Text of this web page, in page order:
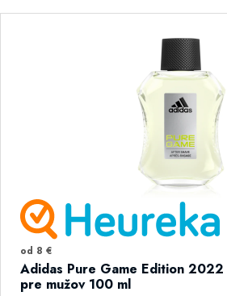
od 8 €
Adidas Pure Game Edition
pre mužov 100 ml